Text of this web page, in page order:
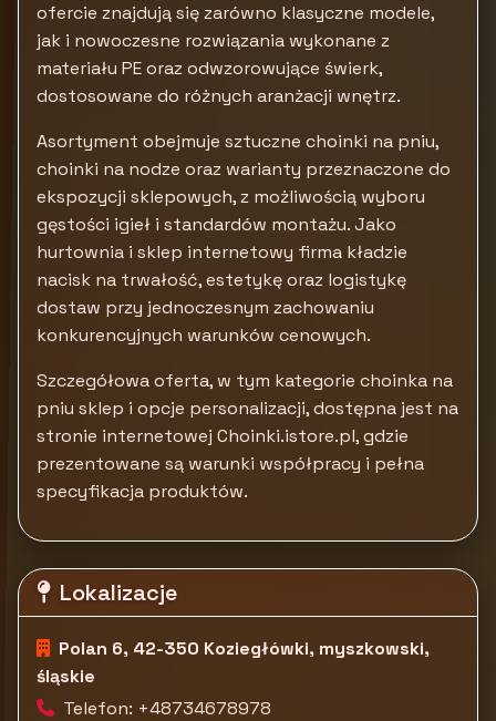
ofercie znajdują się zarówno klasyczne modele,
jak i nowoczesne rozwiązania wykonane z
materiału PE oraz odwzorowujące świerk,
dostosowane do różnych aranżacji wnętrz.
Asortyment obejmuje sztuczne choinki na pniu,
choinki na nodze oraz warianty przeznaczone do
ekspozycji sklepowych, z możliwością wyboru
gęstości igieł i standardów montażu. Jako
hurtownia i sklep internetowy firma kładzie
nacisk na trwałość, estetykę oraz logistykę
dostaw przy jednoczesnym zachowaniu
konkurencyjnych warunków cenowych.
Szczegółowa oferta, w tym kategorie choinka na
pniu sklep i opcje personalizacji, dostępna jest na
stronie internetowej Choinki.istore.pl, gdzie
prezentowane są warunki współpracy i pełna
specyfikacja produktów.
Lokalizacje
Polan 6, 42-350 Koziegłówki, myszkowski,
śląskie
Telefon: +48734678978